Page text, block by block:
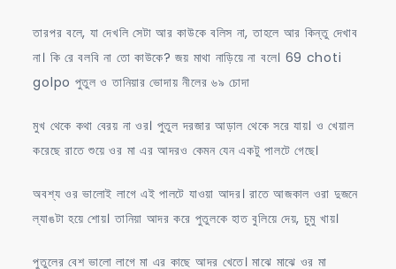
তারপর বলে, যা দেখলি সেটা আর কাউকে বলিস না, তাহলে আর কিন্তু দেখাব
না। কি রে বলবি না তো কাউকে? জয় মাথা নাড়িয়ে না বলে। 69 choti
golpo পুতুল ও তানিয়ার ভোদায় নীলের ৬৯ চোদা
মুখ থেকে কথা বেরয় না ওর। পুতুল দরজার আড়াল থেকে সরে যায়। ও খেয়াল
করেছে রাতে শুয়ে ওর মা এর আদরও কেমন যেন একটু পালটে গেছে।
অবশ্য ওর ভালোই লাগে এই পালটে যাওয়া আদর। রাতে আজকাল ওরা দুজনে
ল্যাঙটা হয়ে শোয়। তানিয়া আদর করে পুতুলকে হাত বুলিয়ে দেয়, চুমু খায়।
পুতুলের বেশ ভালো লাগে মা এর কাছে আদর খেতে। মাঝে মাঝে ওর মা